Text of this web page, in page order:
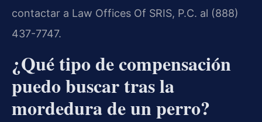
contactar a Law Offices Of SRIS, P.C. al (888)
437-7747.
¿Qué tipo de compensación
puedo buscar tras la
mordedura de un perro?